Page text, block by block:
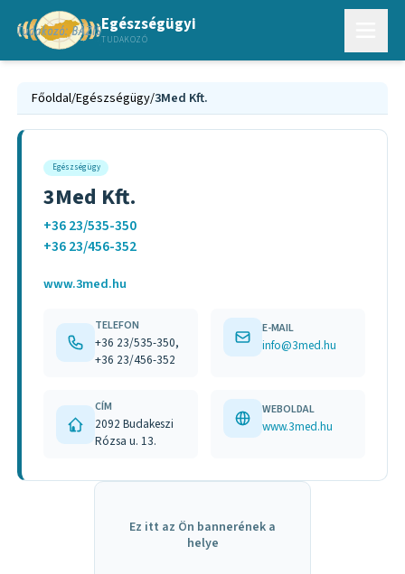
Egészségügyi
TUDAKOZÓ
Főoldal/Egészségügy/3Med Kft.
Egészségügy
3Med Kft.
+36 23/535-350
+36 23/456-352
www.3med.hu
TELEFON
+36 23/535-350,
+36 23/456-352
E-MAIL
info@3med.hu
CÍM
2092 Budakeszi
Rózsa u. 13.
WEBOLDAL
www.3med.hu
Ez itt az Ön bannerének a
helye